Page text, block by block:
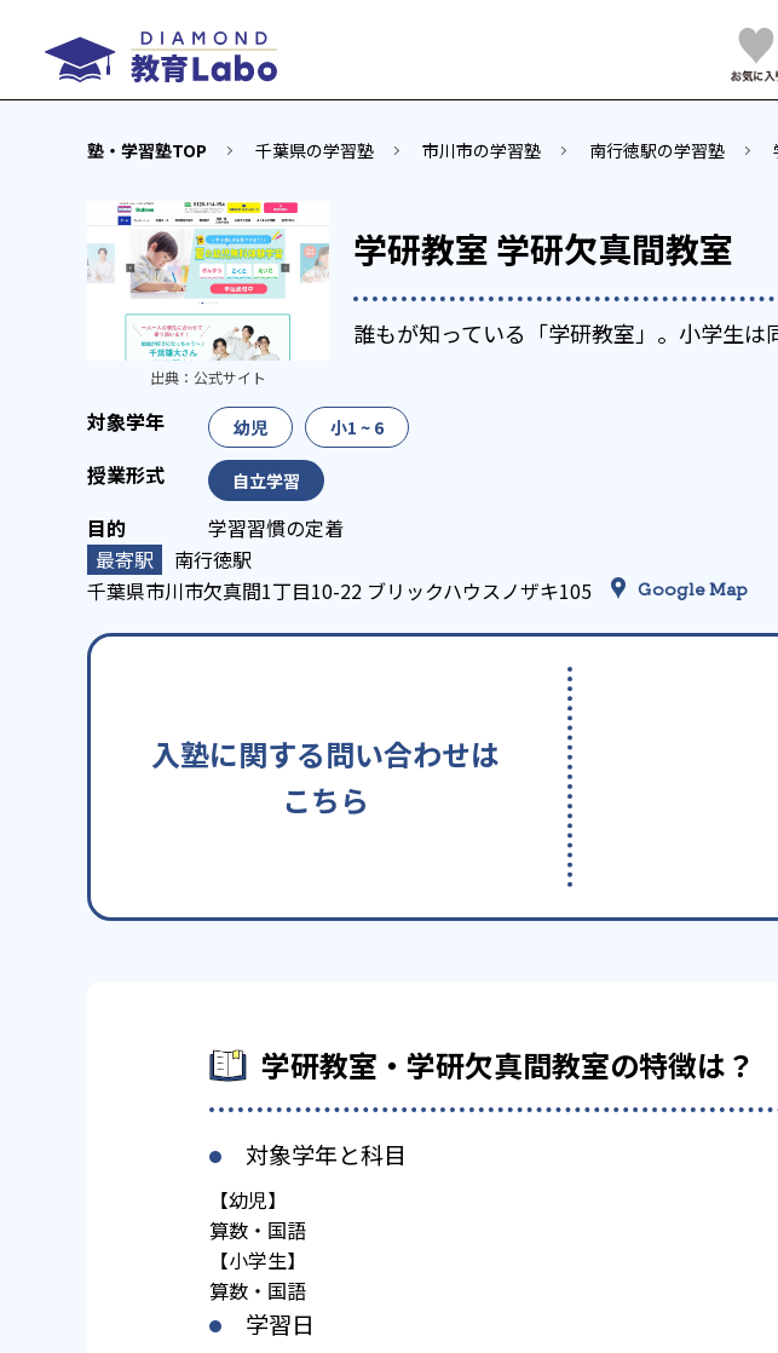
塾・学習塾TOP 千葉県の学習塾 市川市の学習塾 南行徳駅の学習塾
学研教室 学研欠真間教室
誰もが知っている「学研教室」。小学生
出典： 公式サイト
幼児 小1 ~ 6
自立学習
学習習慣の定着
南行徳駅
千葉県市川市欠真間1丁目10-22 ブリックハウスノザキ105
Google Map
入塾に関する問い合わせは
こちら
学研教室・学研欠真間教室の特徴は？
対象学年と科目
【幼児】
算数・国語
【小学生】
算数・国語
学習日